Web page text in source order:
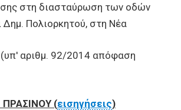
στη διασταύρωση των οδών
Δημ. Πολιορκητού, στη Νέα
αριθμ. 92/2014 απόφαση
(εισηγήσεις)